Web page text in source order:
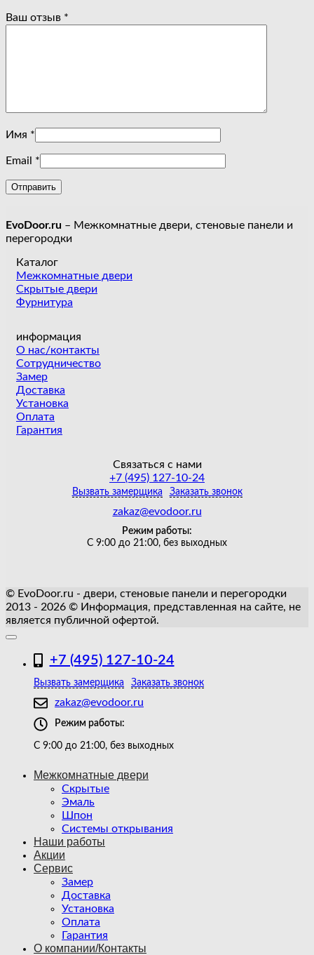
Ваш отзыв *
Имя *
Email *
EvoDoor.ru – Межкомнатные двери, стеновые панели и
перегородки
Каталог
Межкомнатные двери
Скрытые двери
Фурнитура
информация
О нас/контакты
Сотрудничество
Замер
Доставка
Установка
Оплата
Гарантия
Связаться с нами
+7 (495) 127-10-24
Вызвать замерщика Заказать звонок
zakaz@evodoor.ru
Режим работы:
С 9:00 до 21:00, без выходных
© EvoDoor.ru - двери, стеновые панели и перегородки
2013 - 2026 © Информация, представленная на сайте, не
является публичной офертой.
+7 (495) 127-10-24
Вызвать замерщика Заказать звонок
zakaz@evodoor.ru
Режим работы:
С 9:00 до 21:00, без выходных
Межкомнатные двери
Скрытые
Эмаль
Шпон
Системы открывания
Наши работы
Акции
Сервис
Замер
Доставка
Установка
Оплата
Гарантия
О компании/Контакты